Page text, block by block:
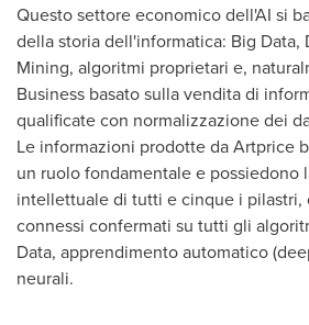
Questo settore economico dell'AI si
della storia dell'informatica: Big Data,
Mining, algoritmi proprietari e,
Business basato sulla vendita di
qualificate con normalizzazione dei
Le informazioni prodotte da Artprice
un ruolo fondamentale e possiedono
intellettuale di tutti e cinque i
connessi confermati su tutti gli
Data, apprendimento automatico
neurali.